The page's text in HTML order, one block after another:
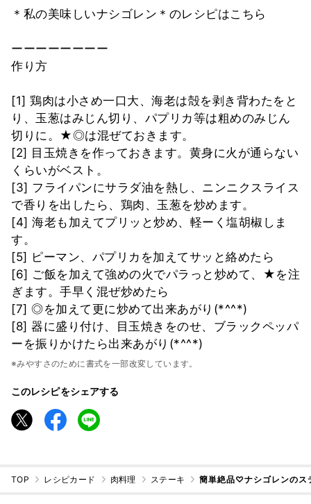
＊私の美味しいナシゴレン＊のレシピはこちら
ーーーーーーーー
作り方
[1] 鶏肉は小さめ一口大、海老は殻を剥き背わたをと
り、玉葱はみじん切り、パプリカ等は粗めのみじん
切りに。★◎は混ぜておきます。
[2] 目玉焼きを作っておきます。黄身に火が通らない
くらいがベスト。
[3] フライパンにサラダ油を熱し、ニンニクスライス
で香りを出したら、鶏肉、玉葱を炒めます。
[4] 海老も加えてプリッと炒め、軽ーく塩胡椒しま
す。
[5] ピーマン、パプリカを加えてサッと絡めたら
[6] ご飯を加えて強めの火でパラっと炒めて、★を注
ぎます。手早く混ぜ炒めたら
[7] ◎を加えて更に炒めて出来あがり(*^^*)
[8] 器に盛り付け、目玉焼きをのせ、ブラックペッパ
ーを振りかけたら出来あがり(*^^*)
※みやすさのために書式を一部改変しています。
このレシピをシェアする
TOP レシピカード 肉料理 ステーキ 簡単絶品♡ナシゴレンのス